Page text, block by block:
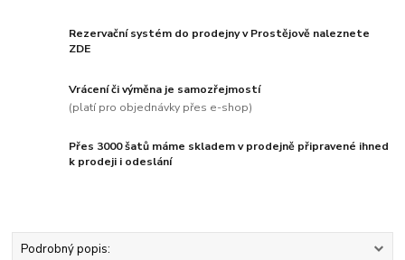
Rezervační systém do prodejny v Prostějově naleznete
ZDE
Vrácení či výměna je samozřejmostí
(platí pro objednávky přes e-shop)
Přes 3000 šatů máme skladem v prodejně připravené ihned
k prodeji i odeslání
Podrobný popis: